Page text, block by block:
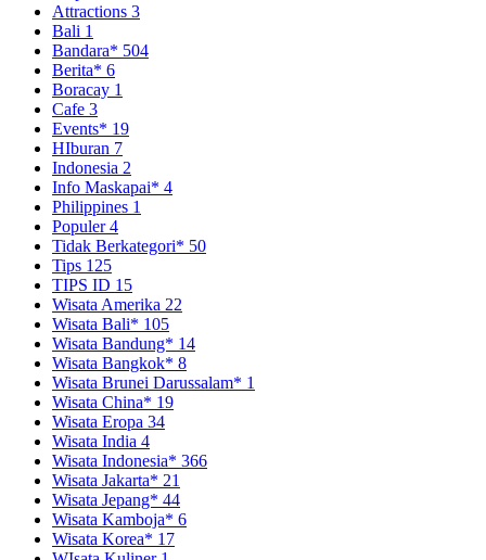
Attractions 3
Bali 1
Bandara* 504
Berita* 6
Boracay 1
Cafe 3
Events* 19
HIburan 7
Indonesia 2
Info Maskapai* 4
Philippines 1
Populer4
Tidak Berkategori* 50
Tips 125
TIPS ID 15
Wisata Amerika 22
Wisata Bali* 105
Wisata Bandung* 14
Wisata Bangkok* 8
Wisata Brunei Darussalam* 1
Wisata China* 19
Wisata Eropa 34
Wisata India 4
Wisata Indonesia* 366
Wisata Jakarta* 21
Wisata Jepang* 44
Wisata Kamboja* 6
Wisata Korea* 17